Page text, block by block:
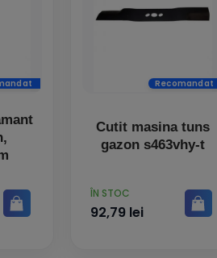
Recomandat
Cutit masina tuns
gazon s463vhy-t
PRET
ÎN STOC
92,79 lei